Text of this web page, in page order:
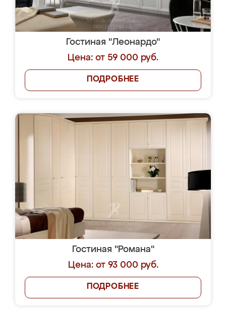
Гостиная "Леонардо"
Цена: от 59 000 руб.
ПОДРОБНЕЕ
Гостиная "Романа"
Цена: от 93 000 руб.
ПОДРОБНЕЕ